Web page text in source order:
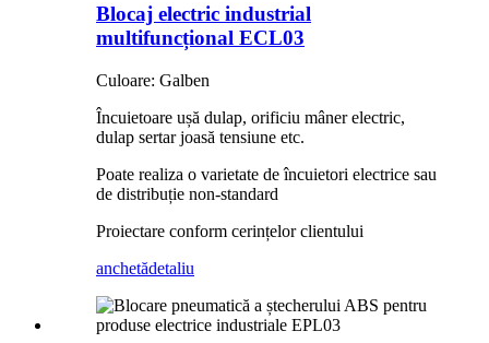
Blocaj electric industrial
multifuncțional ECL03
Culoare: Galben
Încuietoare ușă dulap, orificiu mâner electric,
dulap sertar joasă tensiune etc.
Poate realiza o varietate de încuietori electrice sau
de distribuție non-standard
Proiectare conform cerințelor clientului
anchetădetaliu